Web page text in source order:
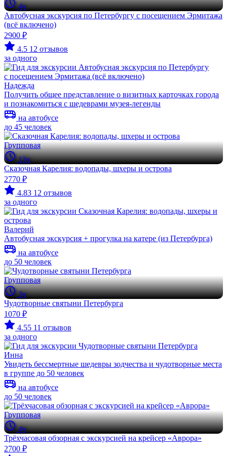
4ч
Автобусная экскурсия по Петербургу с посещением Эрмитажа
(всё включено)
2900 ₽
4.5 12 отзывов
за одного
Надежда
Получить общее представление о визитных карточках города
и познакомиться с шедеврами музея-легенды
на автобусе
до 45 человек
Групповая
13ч
Сказочная Карелия: водопады, шхеры и острова
2770 ₽
4.83 12 отзывов
за одного
Валерий
Автобусная экскурсия + прогулка на катере (из Петербурга)
на автобусе
до 50 человек
Групповая
3ч
Чудотворные святыни Петербурга
1070 ₽
4.55 11 отзывов
за одного
Инна
Увидеть бессмертные шедевры зодчества и чудотворные места
в группе до 50 человек
на автобусе
до 50 человек
Групповая
4ч
Трёхчасовая обзорная с экскурсией на крейсер «Аврора»
2700 ₽